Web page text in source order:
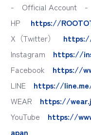
- Official Account -
HP https://
X（Twitter）
Instagram https://
Facebook https://
LINE https://
WEAR https://
YouTube https://
apan